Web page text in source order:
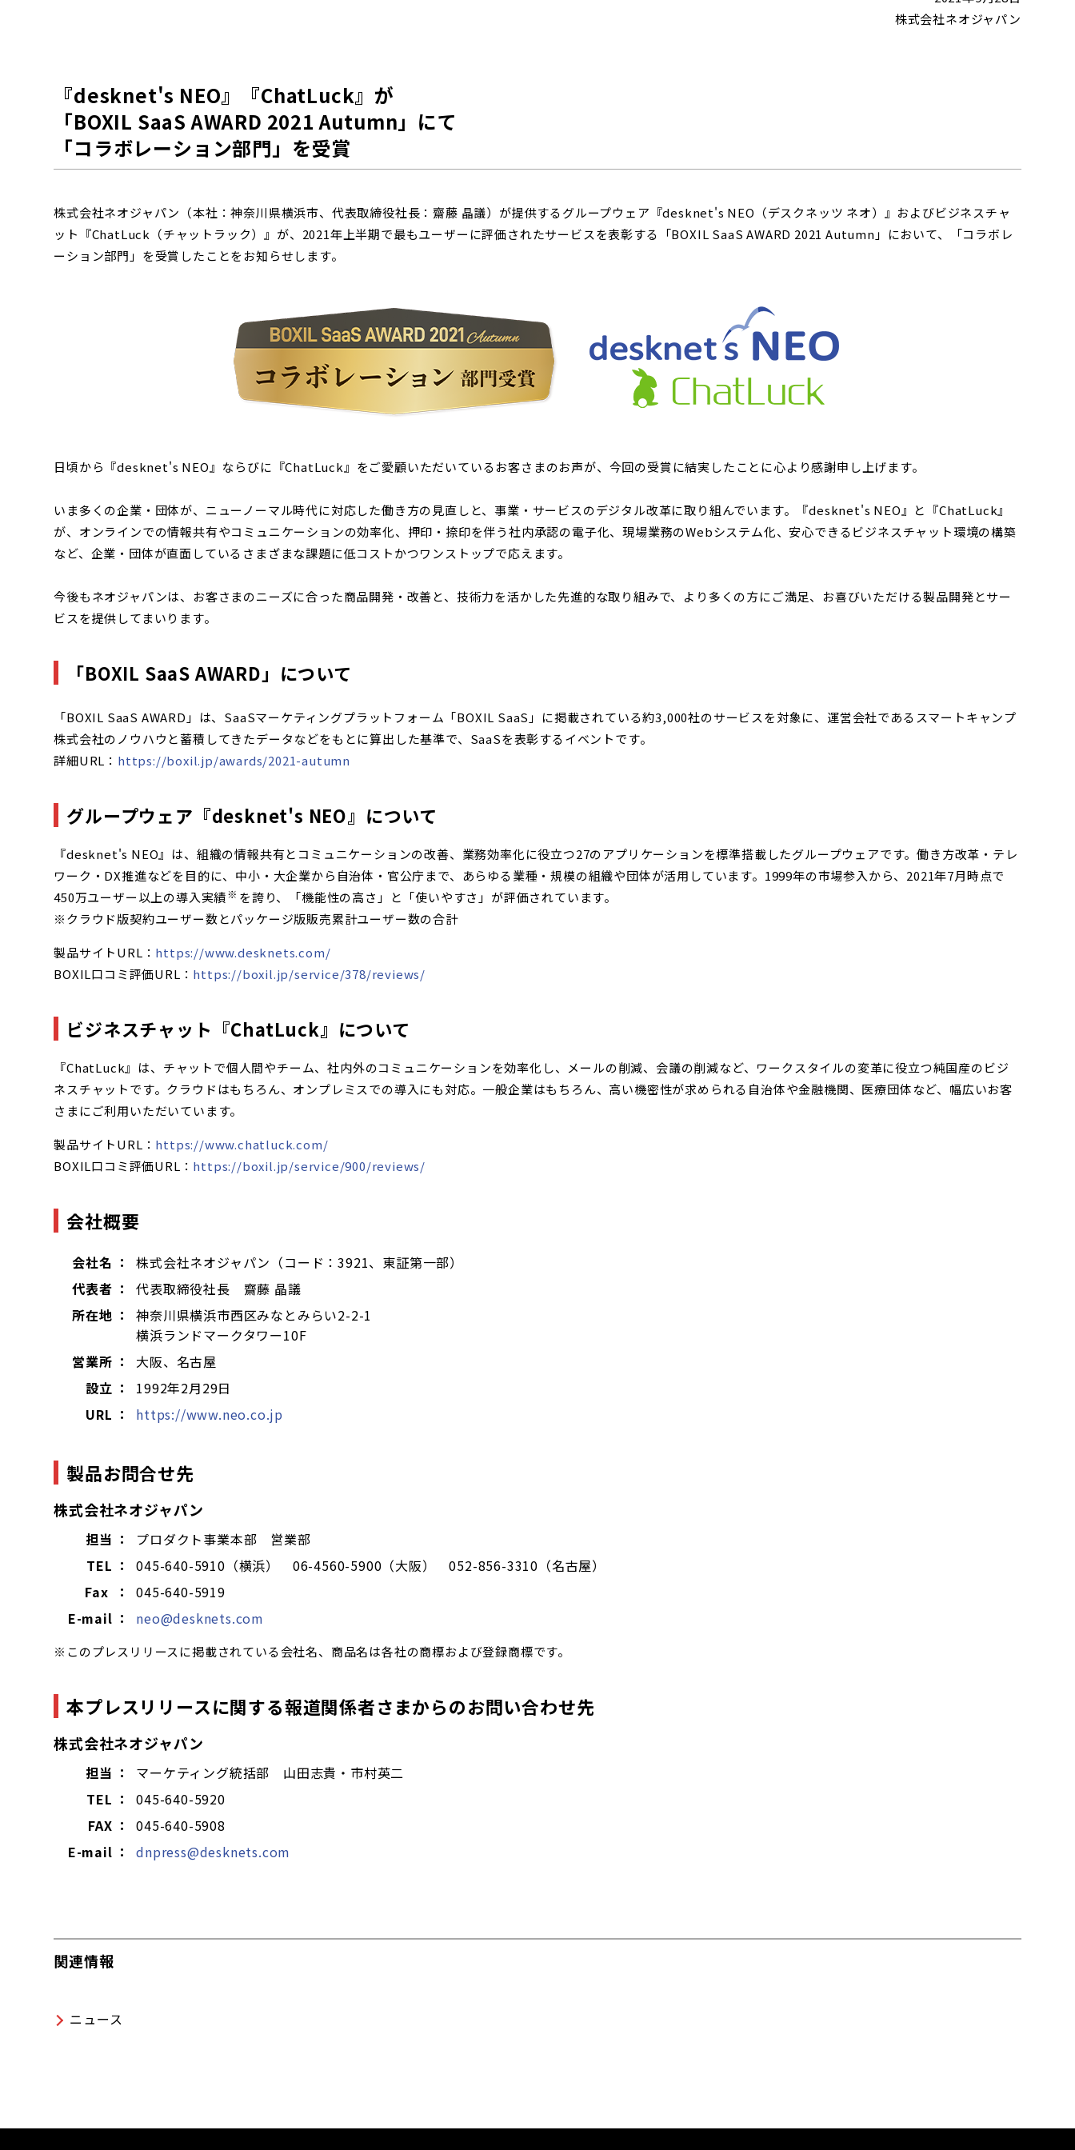
株式会社ネオジャパン
『desknet's NEO』『ChatLuck』が
「BOXIL SaaS AWARD 2021 Autumn」にて
「コラボレーション部門」を受賞
株式会社ネオジャパン（本社：神奈川県横浜市、代表取締役社長：齋藤 晶議）が提供するグループウェア『desknet's NEO（デスクネッツ ネオ）』およびビジネスチャ
ット『ChatLuck（チャットラック）』が、2021年上半期で最もユーザーに評価されたサービスを表彰する「BOXIL SaaS AWARD 2021 Autumn」において、「コラボレ
ーション部門」を受賞したことをお知らせします。
日頃から『desknet's NEO』ならびに『ChatLuck』をご愛顧いただいているお客さまのお声が、今回の受賞に結実したことに心より感謝申し上げます。
いま多くの企業・団体が、ニューノーマル時代に対応した働き方の見直しと、事業・サービスのデジタル改革に取り組んでいます。『desknet's NEO』と『ChatLuck』
が、オンラインでの情報共有やコミュニケーションの効率化、押印・捺印を伴う社内承認の電子化、現場業務のWebシステム化、安心できるビジネスチャット環境の構築
など、企業・団体が直面しているさまざまな課題に低コストかつワンストップで応えます。
今後もネオジャパンは、お客さまのニーズに合った商品開発・改善と、技術力を活かした先進的な取り組みで、より多くの方にご満足、お喜びいただける製品開発とサー
ビスを提供してまいります。
「BOXIL SaaS AWARD」について
「BOXIL SaaS AWARD」は、SaaSマーケティングプラットフォーム「BOXIL SaaS」に掲載されている約3,000社のサービスを対象に、運営会社であるスマートキャンプ
株式会社のノウハウと蓄積してきたデータなどをもとに算出した基準で、SaaSを表彰するイベントです。
詳細URL： https://boxil.jp/awards/2021-autumn
グループウェア『desknet's NEO』について
『desknet's NEO』は、組織の情報共有とコミュニケーションの改善、業務効率化に役立つ27のアプリケーションを標準搭載したグループウェアです。働き方改革・テレ
ワーク・DX推進などを目的に、中小・大企業から自治体・官公庁まで、あらゆる業種・規模の組織や団体が活用しています。1999年の市場参入から、2021年7月時点で
450万ユーザー以上の導入実績※ を誇り、「機能性の高さ」と「使いやすさ」が評価されています。
※クラウド版契約ユーザー数とパッケージ版販売累計ユーザー数の合計
製品サイトURL： https://www.desknets.com/
BOXIL口コミ評価URL： https://boxil.jp/service/378/reviews/
ビジネスチャット『ChatLuck』について
『ChatLuck』は、チャットで個人間やチーム、社内外のコミュニケーションを効率化し、メールの削減、会議の削減など、ワークスタイルの変革に役立つ純国産のビジ
ネスチャットです。クラウドはもちろん、オンプレミスでの導入にも対応。一般企業はもちろん、高い機密性が求められる自治体や金融機関、医療団体など、幅広いお客
さまにご利用いただいています。
製品サイトURL： https://www.chatluck.com/
BOXIL口コミ評価URL： https://boxil.jp/service/900/reviews/
会社概要
会社名 ：
株式会社ネオジャパン（コード：3921、東証第一部）
代表者 ：
代表取締役社長 齋藤 晶議
所在地 ：
神奈川県横浜市西区みなとみらい2-2-1
横浜ランドマークタワー10F
営業所 ：
大阪、名古屋
設立 ：
1992年2月29日
URL ：
https://www.neo.co.jp
製品お問合せ先
株式会社ネオジャパン
担当 ：
プロダクト事業本部 営業部
TEL ：
045-640-5910（横浜） 06-4560-5900（大阪） 052-856-3310（名古屋）
Fax ：
045-640-5919
E-mail ：
neo@desknets.com
※このプレスリリースに掲載されている会社名、商品名は各社の商標および登録商標です。
本プレスリリースに関する報道関係者さまからのお問い合わせ先
株式会社ネオジャパン
担当 ：
マーケティング統括部 山田志貴・市村英二
TEL ：
045-640-5920
FAX ：
045-640-5908
E-mail ：
dnpress@desknets.com
関連情報
ニュース